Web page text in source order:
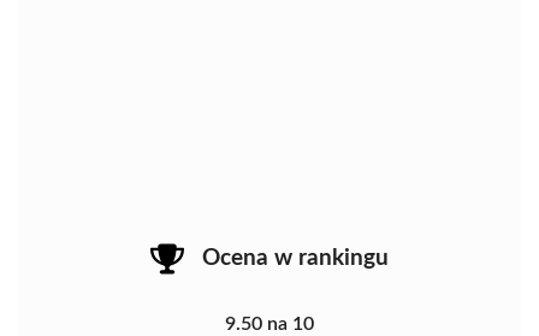
Ocena w rankingu
9.50 na 10